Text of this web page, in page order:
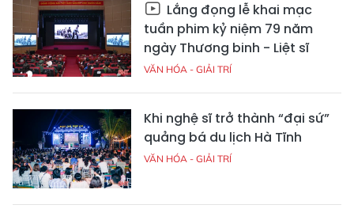
Lắng đọng lễ khai mạc
tuần phim kỷ niệm 79 năm
ngày Thương binh - Liệt sĩ
VĂN HÓA - GIẢI TRÍ
Khi nghệ sĩ trở thành “đại sứ”
quảng bá du lịch Hà Tĩnh
VĂN HÓA - GIẢI TRÍ